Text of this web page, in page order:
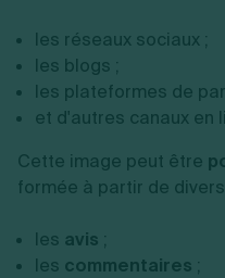
les réseaux sociaux ;
les blogs ;
les plateformes de
et d'autres canaux en
Cette image peut être
formée à partir de
les avis ;
les commentaires ;